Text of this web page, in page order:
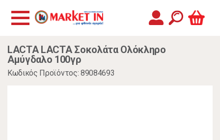
LACTA LACTA Σοκολάτα Ολόκληρο
Αμύγδαλο 100γρ
Κωδικός Προϊόντος: 89084693